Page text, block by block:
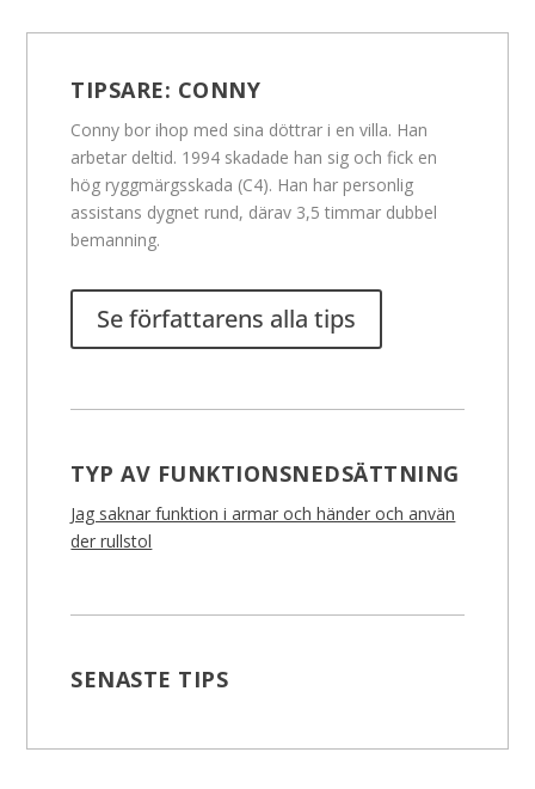
TIPSARE: CONNY
Conny bor ihop med sina döttrar i en villa. Han
arbetar deltid. 1994 skadade han sig och fick en
hög ryggmärgsskada (C4). Han har personlig
assistans dygnet rund, därav 3,5 timmar dubbel
bemanning.
Se författarens alla tips
TYP AV FUNKTIONSNEDSÄTTNING
Jag saknar funktion i armar och händer och använ
der rullstol
SENASTE TIPS